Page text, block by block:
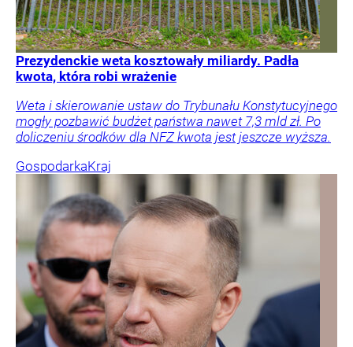
Prezydenckie weta kosztowały miliardy. Padła
kwota, która robi wrażenie
Weta i skierowanie ustaw do Trybunału Konstytucyjnego
mogły pozbawić budżet państwa nawet 7,3 mld zł. Po
doliczeniu środków dla NFZ kwota jest jeszcze wyższa.
GospodarkaKraj